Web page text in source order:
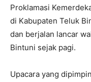
Proklamasi
di Kabupaten Teluk
dan berjalan lancar
Bintuni sejak pagi.
Upacara yang